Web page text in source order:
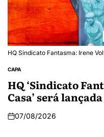
HQ Sindicato Fantasma: Irene
CAPA
HQ ‘Sindicato
Casa’ será
07/08/2026